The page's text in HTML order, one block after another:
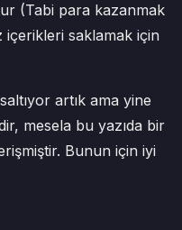
(Tabi para kazanmak
içerikleri saklamak için
artık ama yine
mesela bu yazıda bir
Bunun için iyi